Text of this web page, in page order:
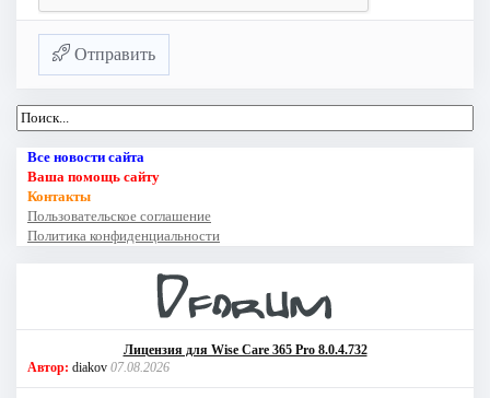
Отправить
Все новости сайта
Ваша помощь сайту
Контакты
Пользовательское соглашение
Политика конфиденциальности
Лицензия для Wise Care 365 Pro 8.0.4.732
Автор: diakov 07.08.2026